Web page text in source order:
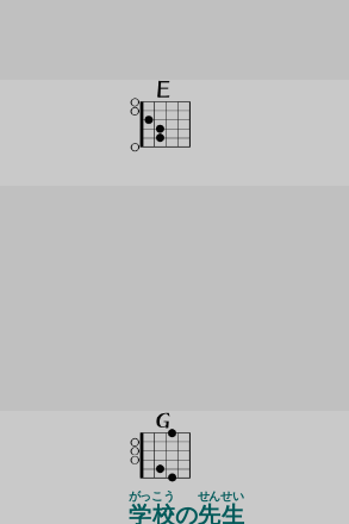
学
がっ
校
こう
の先
せん
生
せい